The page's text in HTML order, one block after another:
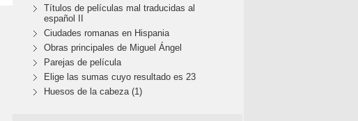
Títulos de películas mal traducidas al
español II
Ciudades romanas en Hispania
Obras principales de Miguel Ángel
Parejas de película
Elige las sumas cuyo resultado es 23
Huesos de la cabeza (1)